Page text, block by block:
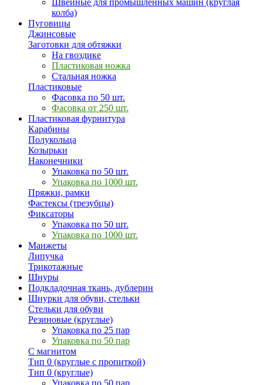
Швейные для промышленных машин (круглая
колба)
Пуговицы
Джинсовые
Заготовки для обтяжки
На гвоздике
Пластиковая ножка
Стальная ножка
Пластиковые
Фасовка по 50 шт.
Фасовка от 250 шт.
Пластиковая фурнитура
Карабины
Полукольца
Козырьки
Наконечники
Упаковка по 50 шт.
Упаковка по 1000 шт.
Пряжки, рамки
Фастексы (трезубцы)
Фиксаторы
Упаковка по 50 шт.
Упаковка по 1000 шт.
Манжеты
Липучка
Трикотажные
Шнуры
Подкладочная ткань, дублерин
Шнурки для обуви, стельки
Стельки для обуви
Резиновые (круглые)
Упаковка по 25 пар
Упаковка по 50 пар
С магнитом
Тип 0 (круглые с пропиткой)
Тип 0 (круглые)
Упаковка по 50 пар